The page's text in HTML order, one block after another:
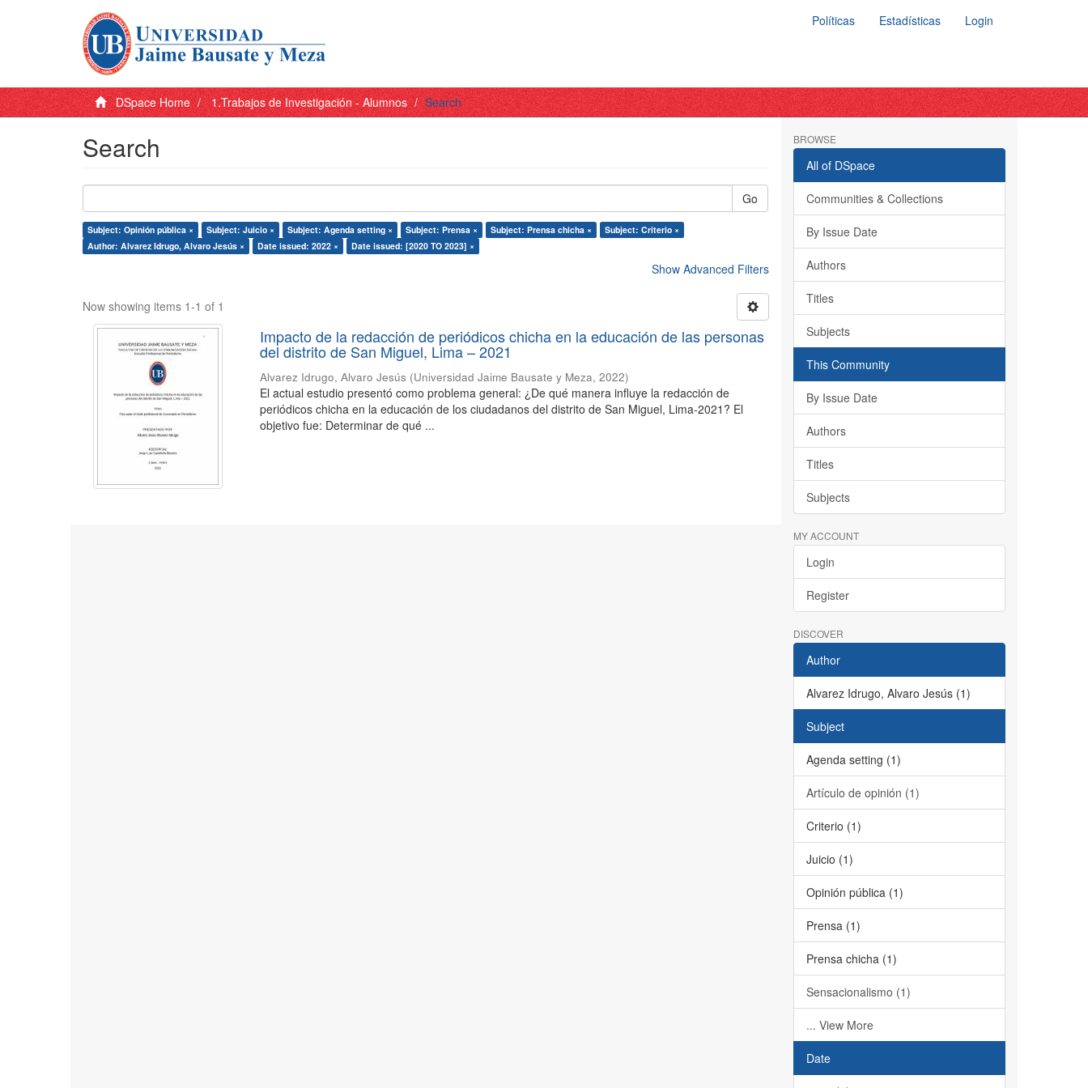
Políticas Estadísticas Login
DSpace Home 1.Trabajos de Investigación - Alumnos Search
Search
Go
Subject: Opinión pública × Subject: Juicio × Subject: Agenda setting × Subject: Prensa × Subject: Prensa chicha ×
Subject: Criterio ×
Author: Alvarez Idrugo, Alvaro Jesús ×
Date issued: 2022 × Date issued: [2020 TO 2023] ×
Show Advanced Filters
Now showing items 1-1 of 1
Impacto de la redacción de periódicos chicha en la educación de las personas
del distrito de San Miguel, Lima – 2021
Alvarez Idrugo, Alvaro Jesús (Universidad Jaime Bausate y Meza,2022)
El actual estudio presentó como problema general: ¿De qué manera influye la redacción de
periódicos chicha en la educación de los ciudadanos del distrito de San Miguel, Lima-2021? El
objetivo fue: Determinar de qué ...
BROWSE
All of DSpace
Communities & Collections
By Issue Date
Authors
Titles
Subjects
This Community
By Issue Date
Authors
Titles
Subjects
MY ACCOUNT
Login
Register
DISCOVER
Author
Alvarez Idrugo, Alvaro Jesús (1)
Subject
Agenda setting (1)
Artículo de opinión (1)
Criterio (1)
Juicio (1)
Opinión pública (1)
Prensa (1)
Prensa chicha (1)
Sensacionalismo (1)
... View More
Date